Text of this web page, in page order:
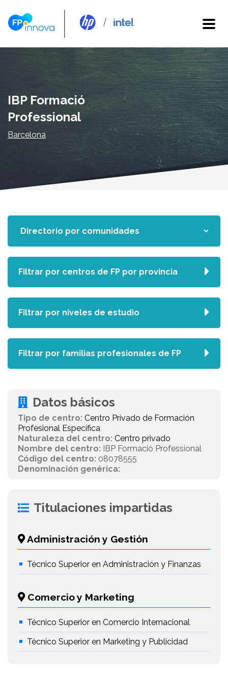
IBP Formació
Professional
Barcelona
Datos básicos
Tipo de centro: Centro Privado de Formación
Profesional Específica
Naturaleza del centro: Centro privado
Nombre del centro: IBP Formació Professional
Código del centro: 08078555
Denominación genérica:
Titulaciones impartidas
Administración y Gestión
Técnico Superior en Administración y Finanzas
Comercio y Marketing
Técnico Superior en Comercio Internacional
Técnico Superior en Marketing y Publicidad
Filtrar por centros de FP por provincia
Filtrar por niveles de estudio
Filtrar por familias profesionales de FP